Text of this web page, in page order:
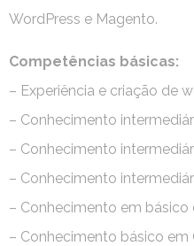
WordPress e Magento.
Competências básicas:
– Experiência e criação de
– Conhecimento
– Conhecimento
– Conhecimento
– Conhecimento em
– Conhecimento básico